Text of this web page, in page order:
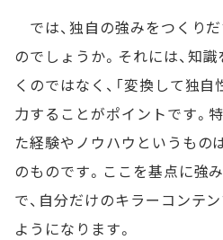
では、独自の強みをつくり
のでしょうか。それには、知
くのではなく、「変換して独
力することがポイントです。
た経験やノウハウというもの
のものです。ここを基点に強
で、自分だけのキラーコンテ
ようになります。